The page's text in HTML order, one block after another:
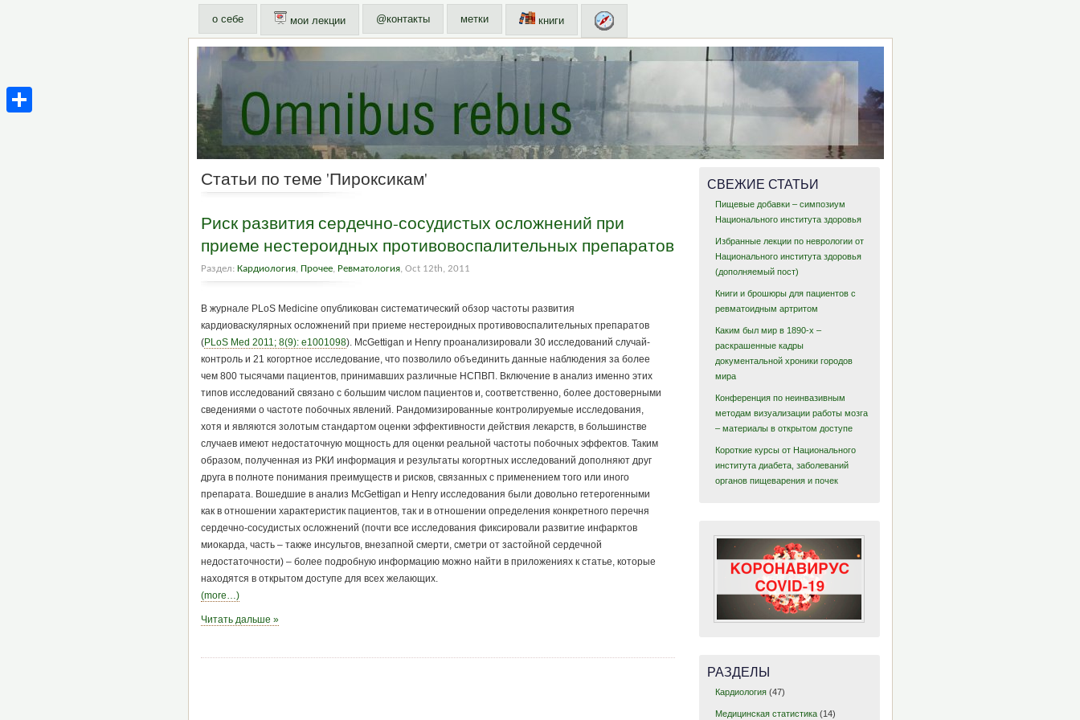
о себе мои лекции @контакты метки книги
Статьи по теме 'Пироксикам'
Риск развития сердечно-сосудистых осложнений при
приеме нестероидных противовоспалительных препаратов
Раздел: Кардиология, Прочее, Ревматология, Oct 12th, 2011
В журнале PLoS Medicine опубликован систематический обзор частоты развития
кардиоваскулярных осложнений при приеме нестероидных противовоспалительных препаратов
(PLoS Med 2011; 8(9): e1001098). McGettigan и Henry проанализировали 30 исследований случай-
контроль и 21 когортное исследование, что позволило объединить данные наблюдения за более
чем 800 тысячами пациентов, принимавших различные НСПВП. Включение в анализ именно этих
типов исследований связано с большим числом пациентов и, соответственно, более достоверными
сведениями о частоте побочных явлений. Рандомизированные контролируемые исследования,
хотя и являются золотым стандартом оценки эффективности действия лекарств, в большинстве
случаев имеют недостаточную мощность для оценки реальной частоты побочных эффектов. Таким
образом, полученная из РКИ информация и результаты когортных исследований дополняют друг
друга в полноте понимания преимуществ и рисков, связанных с применением того или иного
препарата. Вошедшие в анализ McGettigan и Henry исследования были довольно гетерогенными
как в отношении характеристик пациентов, так и в отношении определения конкретного перечня
сердечно-сосудистых осложнений (почти все исследования фиксировали развитие инфарктов
миокарда, часть – также инсультов, внезапной смерти, сметри от застойной сердечной
недостаточности) – более подробную информацию можно найти в приложениях к статье, которые
находятся в открытом доступе для всех желающих.
(more…)
Читать дальше »
СВЕЖИЕ СТАТЬИ
Пищевые добавки – симпозиум
Национального института здоровья
Избранные лекции по неврологии от
Национального института здоровья
(дополняемый пост)
Книги и брошюры для пациентов с
ревматоидным артритом
Каким был мир в 1890-х –
раскрашенные кадры
документальной хроники городов
мира
Конференция по неинвазивным
методам визуализации работы мозга
– материалы в открытом доступе
Короткие курсы от Национального
института диабета, заболеваний
органов пищеварения и почек
РАЗДЕЛЫ
Кардиология (47)
Медицинская статистика (14)